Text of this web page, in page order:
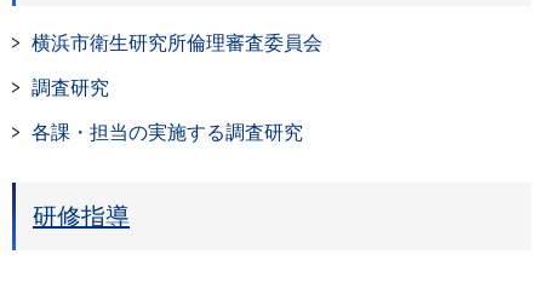
横浜市衛生研究所倫理審査委員会
調査研究
各課・担当の実施する調査研究
研修指導